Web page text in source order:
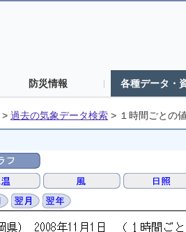
防災情報 各種データ・
> 過去の気象データ検索 > １時間ごとの